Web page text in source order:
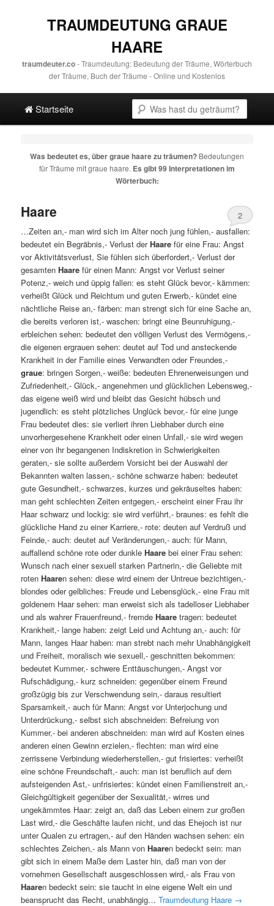
TRAUMDEUTUNG GRAUE
HAARE
traumdeuter.co- Traumdeutung: Bedeutung der Träume, Wörterbuch
der Träume, Buch der Träume - Online und Kostenlos
Direkt zum Hauptinhalt
Spring zur sekundären Inhalt
Startseite
Was bedeutet es, übergraue haarezu träumen? Bedeutungen
für Träume mitgraue haare. Es gibt 99 Interpretationen im
Wörterbuch:
Haare
2
…Zeiten an,- man wird sich im Alter noch jung fühlen,- ausfallen:
bedeutet ein Begräbnis,- Verlust derHaare für eine Frau: Angst
vor Aktivitätsverlust, Sie fühlen sich überfordert,- Verlust der
gesamtenHaare für einen Mann: Angst vor Verlust seiner
Potenz,- weich und üppig fallen: es steht Glück bevor,- kämmen:
verheißt Glück und Reichtum und guten Erwerb,- kündet eine
nächtliche Reise an,- färben: man strengt sich für eine Sache an,
die bereits verloren ist,- waschen: bringt eine Beunruhigung,-
erbleichen sehen: bedeutet den völligen Verlust des Vermögens,-
die eigenen ergrauen sehen: deutet auf Tod und ansteckende
Krankheit in der Familie eines Verwandten oder Freundes,-
graue: bringen Sorgen,- weiße: bedeuten Ehrenerweisungen und
Zufriedenheit,- Glück,- angenehmen und glücklichen Lebensweg,-
das eigene weiß wird und bleibt das Gesicht hübsch und
jugendlich: es steht plötzliches Unglück bevor,- für eine junge
Frau bedeutet dies: sie verliert ihren Liebhaber durch eine
unvorhergesehene Krankheit oder einen Unfall,- sie wird wegen
einer von ihr begangenen Indiskretion in Schwierigkeiten
geraten,- sie sollte außerdem Vorsicht bei der Auswahl der
Bekannten walten lassen,- schöne schwarze haben: bedeutet
gute Gesundheit,- schwarzes, kurzes und gekräuseltes haben:
man geht schlechten Zeiten entgegen,- erscheint einer Frau ihr
Haar schwarz und lockig: sie wird verführt,- braunes: es fehlt die
glückliche Hand zu einer Karriere,- rote: deuten auf Verdruß und
Feinde,- auch: deutet auf Veränderungen,- auch: für Mann,
auffallend schöne rote oder dunkleHaare bei einer Frau sehen:
Wunsch nach einer sexuell starken Partnerin,- die Geliebte mit
rotenHaaren sehen: diese wird einem der Untreue bezichtigen,-
blondes oder gelbliches: Freude und Lebensglück,- eine Frau mit
goldenem Haar sehen: man erweist sich als tadelloser Liebhaber
und als wahrer Frauenfreund,- fremdeHaare tragen: bedeutet
Krankheit,- lange haben: zeigt Leid und Achtung an,- auch: für
Mann, langes Haar haben: man strebt nach mehr Unabhängigkeit
und Freiheit, moralisch wie sexuell,- geschnitten bekommen:
bedeutet Kummer,- schwere Enttäuschungen,- Angst vor
Rufschädigung,- kurz schneiden: gegenüber einem Freund
großzügig bis zur Verschwendung sein,- daraus resultiert
Sparsamkeit,- auch für Mann: Angst vor Unterjochung und
Unterdrückung,- selbst sich abschneiden: Befreiung von
Kummer,- bei anderen abschneiden: man wird auf Kosten eines
anderen einen Gewinn erzielen,- flechten: man wird eine
zerrissene Verbindung wiederherstellen,- gut frisiertes: verheißt
eine schöne Freundschaft,- auch: man ist beruflich auf dem
aufsteigenden Ast,- unfrisiertes: kündet einen Familienstreit an,-
Gleichgültigkeit gegenüber der Sexualität,- wirres und
ungekämmtes Haar: zeigt an, daß das Leben einem zur großen
Last wird,- die Geschäfte laufen nicht, und das Ehejoch ist nur
unter Qualen zu ertragen,- auf den Händen wachsen sehen: ein
schlechtes Zeichen,- als Mann vonHaaren bedeckt sein: man
gibt sich in einem Maße dem Laster hin, daß man von der
vornehmen Gesellschaft ausgeschlossen wird,- als Frau von
Haaren bedeckt sein: sie taucht in eine eigene Welt ein und
beansprucht das Recht, unabhängig…Traumdeutung Haare →